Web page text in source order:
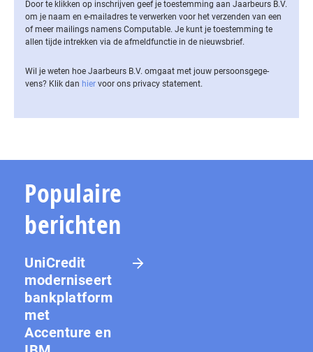
Door te klikken op inschrijven geef je toestemming aan Jaarbeurs B.V.
om je naam en e-mailadres te verwerken voor het verzenden van een
of meer mailings namens Computable. Je kunt je toestemming te
allen tijde intrekken via de af­meld­func­tie in de nieuwsbrief.
Wil je weten hoe Jaarbeurs B.V. omgaat met jouw per­soons­ge­ge­
vens? Klik dan hier voor ons privacy statement.
Populaire
berichten
UniCredit
moderniseert
bankplatform
met
Accenture en